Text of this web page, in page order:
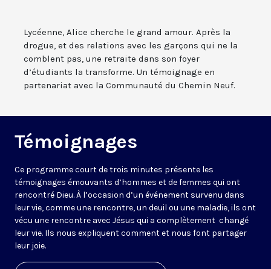
Lycéenne, Alice cherche le grand amour. Après la
drogue, et des relations avec les garçons qui ne la
comblent pas, une retraite dans son foyer
d’étudiants la transforme. Un témoignage en
partenariat avec la Communauté du Chemin Neuf.
Témoignages
Ce programme court de trois minutes présente les
témoignages émouvants d’hommes et de femmes qui ont
rencontré Dieu. À l’occasion d’un événement survenu dans
leur vie, comme une rencontre, un deuil ou une maladie, ils ont
vécu une rencontre avec Jésus qui a complètement changé
leur vie. Ils nous expliquent comment et nous font partager
leur joie.